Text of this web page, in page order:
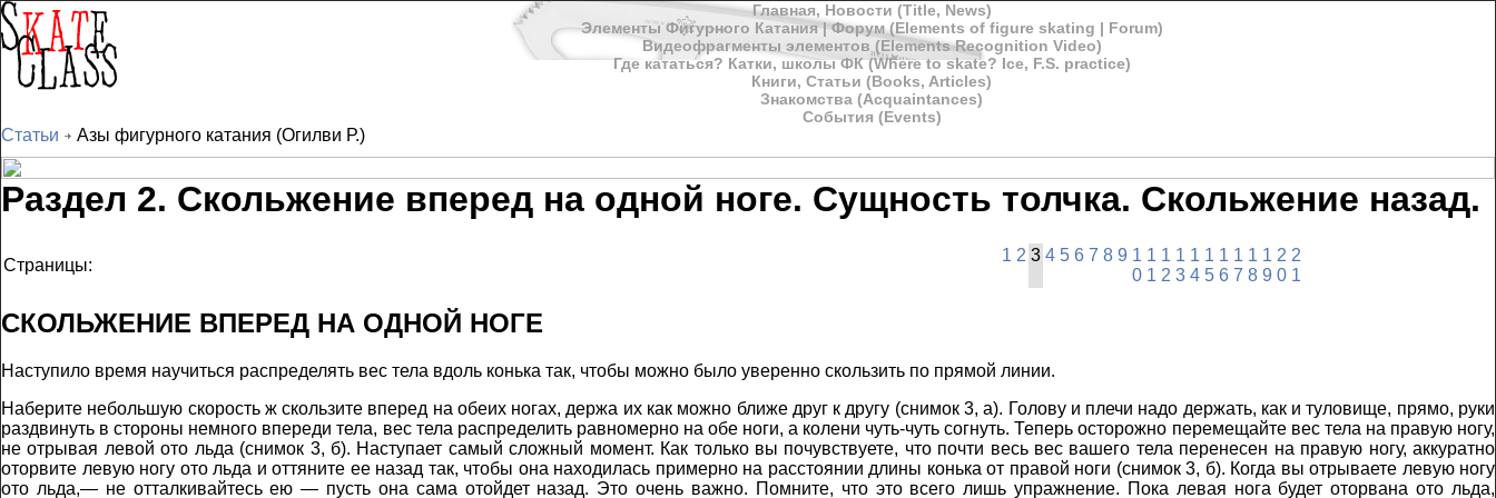
Главная, Новости (Title, News)
Элементы Фигурного Катания | Форум (Elements of figure skating | Forum)
Видеофрагменты элементов (Elements Recognition Video)
Где кататься? Катки, школы ФК (Where to skate? Ice, F.S. practice)
Книги, Статьи (Books, Articles)
Знакомства (Acquaintances)
События (Events)
Статьи Азы фигурного катания (Огилви Р.)
Раздел 2. Скольжение вперед на одной ноге. Сущность толчка. Скольжение назад.
Страницы:
1 2 3 4 5 6 7 8 9 1
0
1
1
1
2
1
3
1
4
1
5
1
6
1
7
1
8
1
9
2
0
2
1
СКОЛЬЖЕНИЕ ВПЕРЕД НА ОДНОЙ НОГЕ
Наступило время научиться распределять вес тела вдоль конька так, чтобы можно было уверенно скользить по прямой линии.
Наберите небольшую скорость ж скользите вперед на обеих ногах, держа их как можно ближе друг к другу (снимок 3, а). Голову и плечи надо держать, как и туловище, прямо, руки
раздвинуть в стороны немного впереди тела, вес тела распределить равномерно на обе ноги, а колени чуть-чуть согнуть. Теперь осторожно перемещайте вес тела на правую ногу,
не отрывая левой ото льда (снимок 3, б). Наступает самый сложный момент. Как только вы почувствуете, что почти весь вес вашего тела перенесен на правую ногу, аккуратно
оторвите левую ногу ото льда и оттяните ее назад так, чтобы она находилась примерно на расстоянии длины конька от правой ноги (снимок 3, б). Когда вы отрываете левую ногу
ото льда,— не отталкивайтесь ею — пусть она сама отойдет назад. Это очень важно. Помните, что это всего лишь упражнение. Пока левая нога будет оторвана ото льда,